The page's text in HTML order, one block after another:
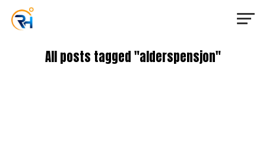
All posts tagged "alderspensjon"